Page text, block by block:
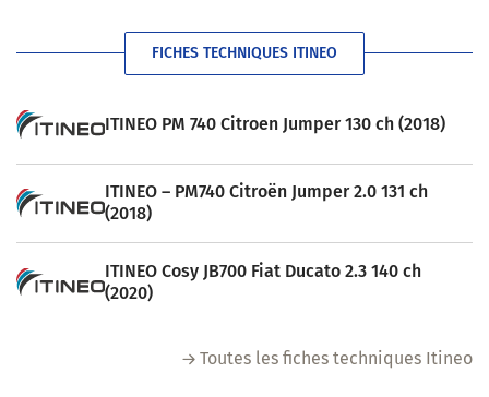
FICHES TECHNIQUES ITINEO
ITINEO PM 740 Citroen Jumper 130 ch (2018)
ITINEO – PM740 Citroën Jumper 2.0 131 ch
(2018)
ITINEO Cosy JB700 Fiat Ducato 2.3 140 ch
(2020)
Toutes les fiches techniques Itineo